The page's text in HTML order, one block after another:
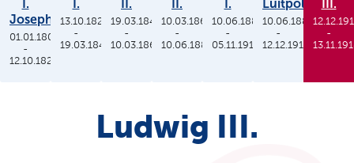
I.
Joseph
01.01.1806
-
12.10.1825
I.
13.10.1825
-
19.03.1848
II.
19.03.1848
-
10.03.1864
II.
10.03.1864
-
10.06.1886
I.
10.06.1886
-
05.11.1913
Luitpold
10.06.1886
-
12.12.1912
III.
-
Ludwig III.